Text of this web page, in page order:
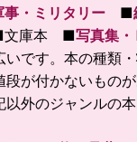
事・ミリタリー ■
庫本 ■写真集・
です。本の種類
が付かないもの
以外のジャンルの